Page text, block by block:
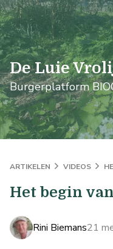
logo
De Luie
Burgerplatform
ARTIKELEN VIDEOS
Het begin
Rini Biemans21